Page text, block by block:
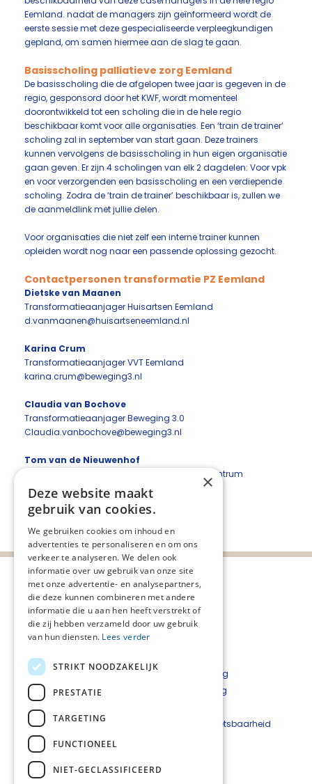
Eemland. nadat de managers zijn geïnformeerd wordt de
eerste sessie met deze gespecialiseerde verpleegkundigen
gepland, om samen hiermee aan de slag te gaan.
Basisscholing palliatieve zorg Eemland
De basisscholing die de afgelopen twee jaar is gegeven in de
regio, gesponsord door het KWF, wordt momenteel
doorontwikkeld tot een scholing die in de hele regio
beschikbaar komt voor alle organisaties. Een ‘train de trainer’
scholing zal in september van start gaan. Deze trainers
kunnen vervolgens de basisscholing in hun eigen organisatie
gaan geven. Er zijn 4 scholingen van elk 2 dagdelen: Voor vpk
en voor verzorgenden een basisscholing en een verdiepende
scholing. Zodra de ‘train de trainer’ beschikbaar is, zullen we
de aanmeldlink met jullie delen.
Voor organisaties die niet zelf een interne trainer kunnen
opleiden wordt nog naar een passende oplossing gezocht.
Contactpersonen transformatie PZ Eemland
Dietske van Maanen
Transformatieaanjager Huisartsen Eemland
d.vanmaanen@huisartseneemland.nl
Karina Crum
Transformatieaanjager VVT Eemland
karina.crum@beweging3.nl
Claudia van Bochove
Transformatieaanjager Beweging 3.0
Claudia.vanbochove@beweging3.nl
Tom van de Nieuwenhof
Transformatieaanjager Meander Medisch Centrum
t.vande.nieuwenhof@meandermc.nl
Deel deze pagina:
Privacyverklaring
Cookieverklaring
Beveiligingskwetsbaarheid
Contact
×
Deze website maakt
gebruik van cookies.
We gebruiken cookies om inhoud en
advertenties te personaliseren en om ons
verkeer te analyseren. We delen ook
informatie over uw gebruik van onze site
met onze advertentie- en analysepartners,
die deze kunnen combineren met andere
informatie die u aan hen heeft verstrekt of
die zij hebben verzameld door uw gebruik
van hun diensten. Lees verder
STRIKT NOODZAKELIJK
PRESTATIE
TARGETING
FUNCTIONEEL
NIET-GECLASSIFICEERD